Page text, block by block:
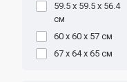
59.5 х 59.5 х 56.4
см
60 х 60 х 57 см
67 x 64 x 65 см